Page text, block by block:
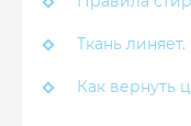
Ткань
Как вернуть